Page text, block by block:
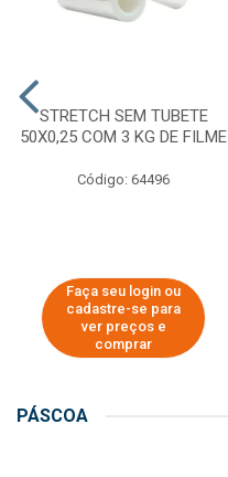
STRETCH SEM TUBETE
50X0,25 COM 3 KG DE FILME
Código: 64496
Faça seu login ou
cadastre-se para
ver preços e
comprar
PÁSCOA